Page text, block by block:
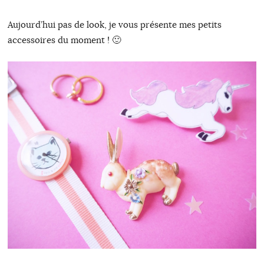
Aujourd’hui pas de look, je vous présente mes petits
accessoires du moment ! 🙂